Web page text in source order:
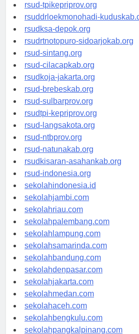
rsud-simeuluekab.org
rsud-tpikepriprov.org
rsuddrloekmonohadi-
rsudksa-depok.org
rsudrtnotopuro-sidoarjokab.org
rsud-sintang.org
rsud-cilacapkab.org
rsudkoja-jakarta.org
rsud-brebeskab.org
rsud-sulbarprov.org
rsudtpi-kepriprov.org
rsud-langsakota.org
rsud-ntbprov.org
rsud-natunakab.org
rsudkisaran-asahankab.org
rsud-indonesia.org
sekolahindonesia.id
sekolahjambi.com
sekolahriau.com
sekolahpalembang.com
sekolahlampung.com
sekolahsamarinda.com
sekolahbandung.com
sekolahdenpasar.com
sekolahjakarta.com
sekolahmedan.com
sekolahaceh.com
sekolahbengkulu.com